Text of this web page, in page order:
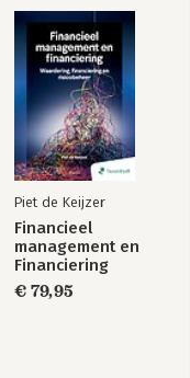
Jaarverslaggeving
opgaven
Piet de Keijzer
Financieel
management en
Financiering
€ 79,95